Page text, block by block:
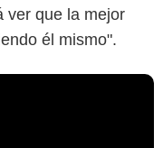
ver que la mejor
él mismo".